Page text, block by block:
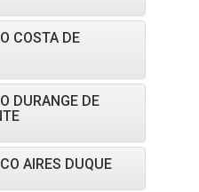
COSTA DE
DURANGE DE
AIRES DUQUE